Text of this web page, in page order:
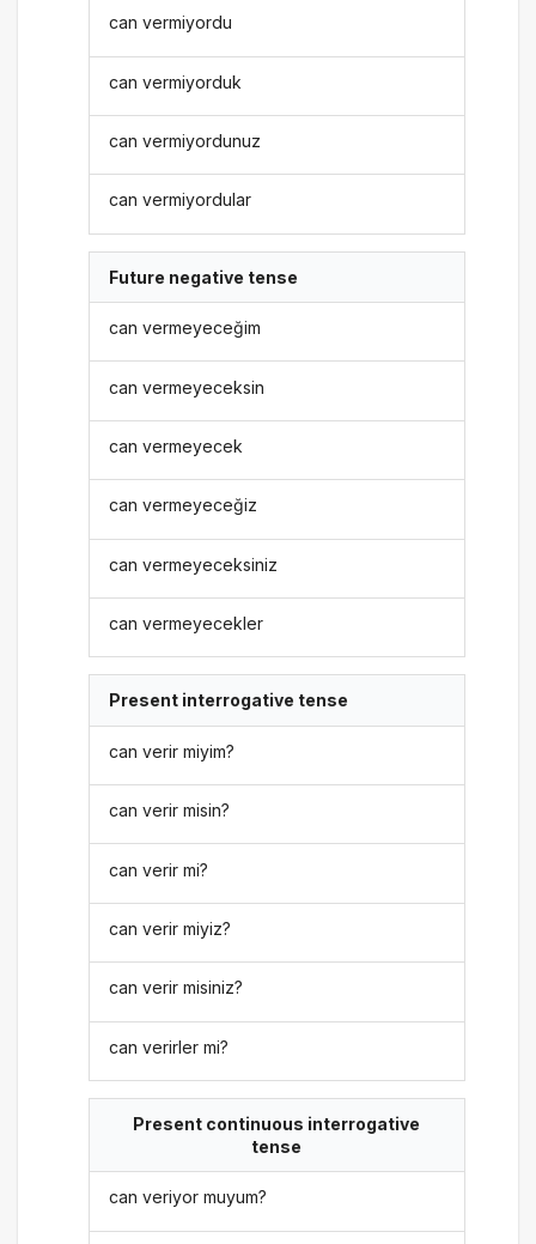
can vermiyordu
can vermiyorduk
can vermiyordunuz
can vermiyordular
Future negative tense
can vermeyeceğim
can vermeyeceksin
can vermeyecek
can vermeyeceğiz
can vermeyeceksiniz
can vermeyecekler
Present interrogative tense
can verir miyim?
can verir misin?
can verir mi?
can verir miyiz?
can verir misiniz?
can verirler mi?
Present continuous interrogative
tense
can veriyor muyum?